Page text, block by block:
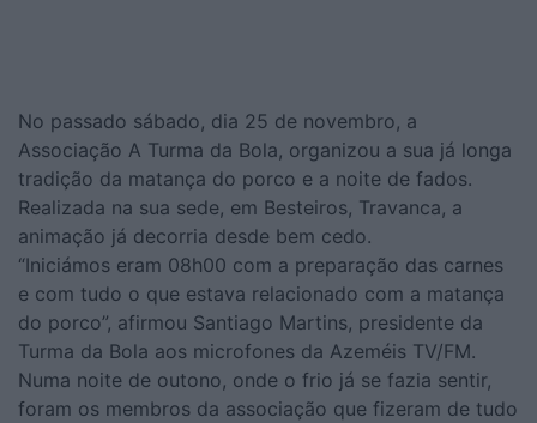
No passado sábado, dia 25 de novembro, a
Associação A Turma da Bola, organizou a sua já longa
tradição da matança do porco e a noite de fados.
Realizada na sua sede, em Besteiros, Travanca, a
animação já decorria desde bem cedo.
“Iniciámos eram 08h00 com a preparação das carnes
e com tudo o que estava relacionado com a matança
do porco”, afirmou Santiago Martins, presidente da
Turma da Bola aos microfones da Azeméis TV/FM.
Numa noite de outono, onde o frio já se fazia sentir,
foram os membros da associação que fizeram de tudo